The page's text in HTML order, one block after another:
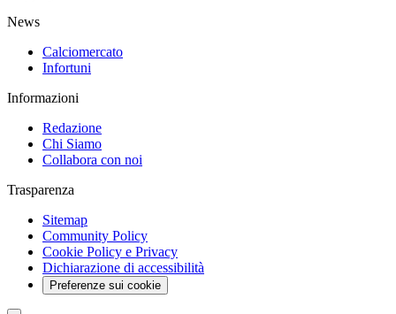
News
Calciomercato
Infortuni
Informazioni
Redazione
Chi Siamo
Collabora con noi
Trasparenza
Sitemap
Community Policy
Cookie Policy e Privacy
Dichiarazione di accessibilità
Preferenze sui cookie